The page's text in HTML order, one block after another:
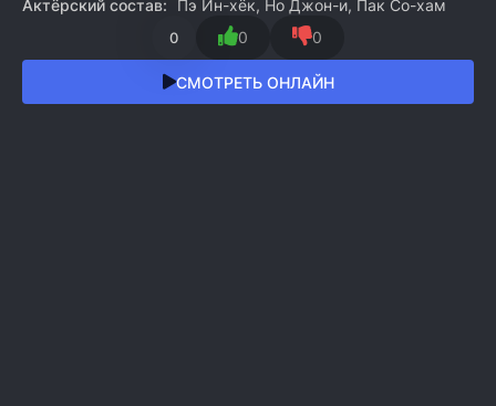
Актёрский состав:
Пэ Ин-хёк, Но Джон-и, Пак Со-хам
0 0 0
СМОТРЕТЬ ОНЛАЙН